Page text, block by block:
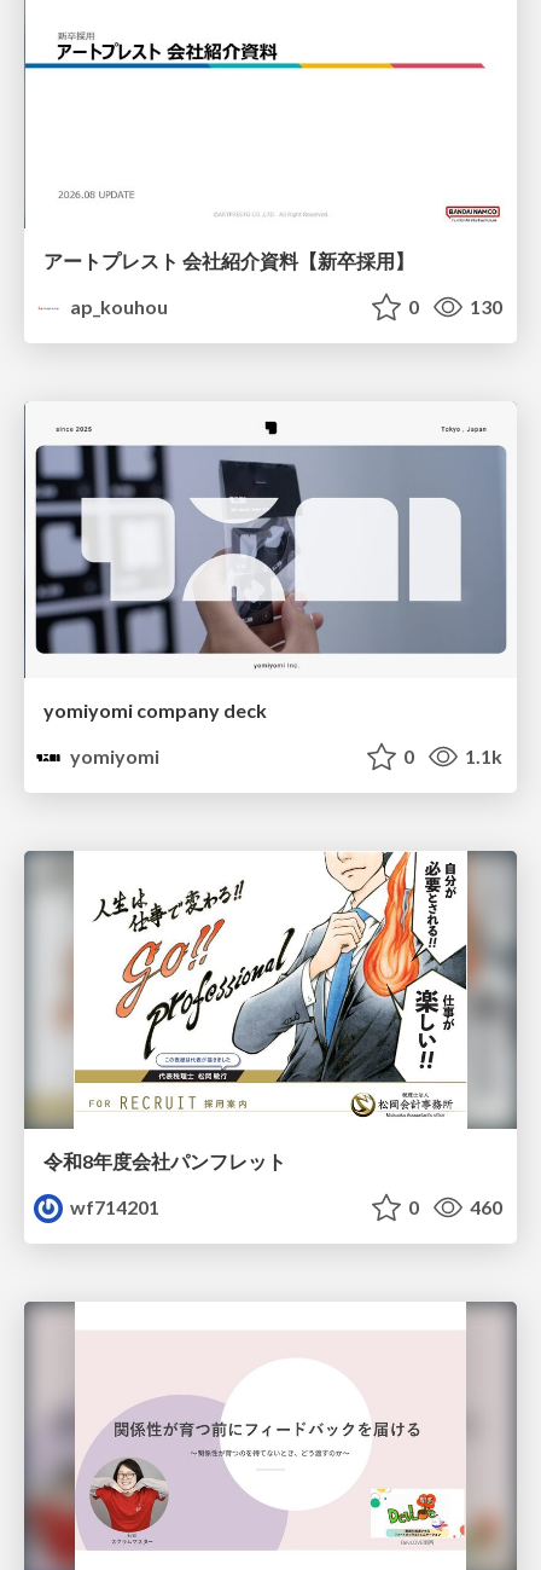
アートプレスト 会社紹介資料【新卒採用】
ap_kouhou
0 130
yomiyomi company deck
yomiyomi
0 1.1k
令和8年度会社パンフレット
wf714201
0 460